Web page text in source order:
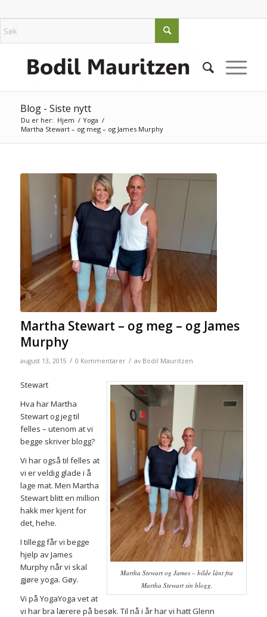
Blog - Siste nytt
Du er her: Hjem / Yoga /
Martha Stewart – og meg – og James Murphy
Martha Stewart – og meg – og James
Murphy
august 13, 2015 / 0 Kommentarer / av Bodil Mauritzen
Martha Stewart og James – bilde lånt fra
Martha Stewart sin blogg.
Stewart
Hva har Martha
Stewart og jeg til
felles – utenom at vi
begge skriver blogg?
Vi har også til felles at
vi er veldig glade i å
lage mat. Men Martha
Stewart blitt en million
hakk mer kjent for
det, hehe.
I tillegg får vi begge
hjelp av James
Murphy når vi skal
gjøre yoga. Gøy.
Vi på YogaYoga vet at
vi har bra lærere på besøk. Til nå i år har vi hatt Glenn